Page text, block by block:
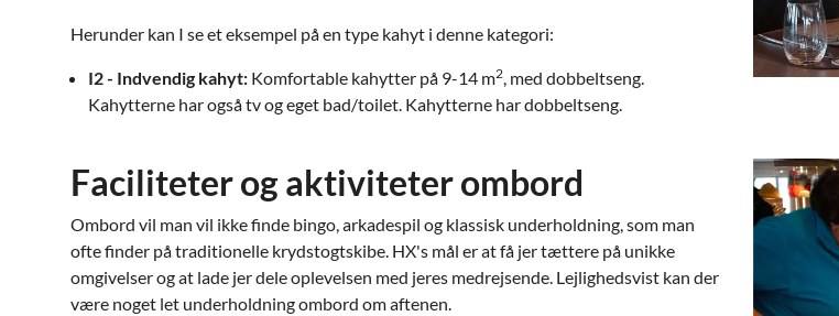
Herunder kan I se et eksempel på en type kahyt i denne kategori:
I2 - Indvendig kahyt: Komfortable kahytter på 9-14 m2, med dobbeltseng.
Kahytterne har også tv og eget bad/toilet. Kahytterne har dobbeltseng.
Faciliteter og aktiviteter ombord
Ombord vil man vil ikke finde bingo, arkadespil og klassisk underholdning, som man
ofte finder på traditionelle krydstogtskibe. HX's mål er at få jer tættere på unikke
omgivelser og at lade jer dele oplevelsen med jeres medrejsende. Lejlighedsvist kan der
være noget let underholdning ombord om aftenen.